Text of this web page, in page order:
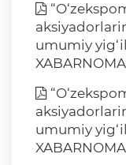
umumiy
umumiy